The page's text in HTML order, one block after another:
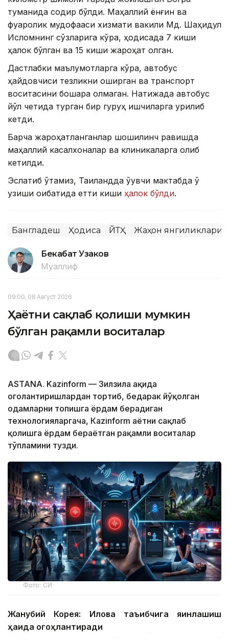
туманида содир бўлди. Маҳаллий ёнғин ва
фуқаролик мудофааси хизмати вакили Мд. Шаҳидул
Исломнинг сўзларига кўра, ҳодисада 7 киши
ҳалок бўлган ва 15 киши жароҳат олган.
Дастлабки маълумотларга кўра, автобус
ҳайдовчиси тезликни оширган ва транспорт
воситасини бошқара олмаган. Натижада автобус
йўл четида турган бир гуруҳ ишчиларга урилиб
кетди.
Барча жароҳатланганлар шошилинч равишда
маҳаллий касалхоналар ва клиникаларга олиб
кетилди.
Эслатиб ўтамиз, Таиландда ўқувчи мактабда ўқ
узиши оқибатида етти киши ҳалок бўлди.
Бангладеш Ҳодиса ЙТҲ Жаҳон янгиликлари
Бекабат Узаков
Муаллиф
09:00, 08 Август 2026
Ҳаётни сақлаб қолиши мумкин
бўлган рақамли воситалар
ASTANA. Kazinform — Зилзила ҳақида
огоҳлантиришлардан тортиб, бедарак йўқолган
одамларни топишга ёрдам берадиган
технологияларгача, Кazinform ҳаётни сақлаб
қолишга ёрдам бераётган рақамли воситалар
тўпламини тузди.
Фото: СИ
Жанубий Корея: Илова таъқибчига яқинлашиш
ҳақида огоҳлантиради